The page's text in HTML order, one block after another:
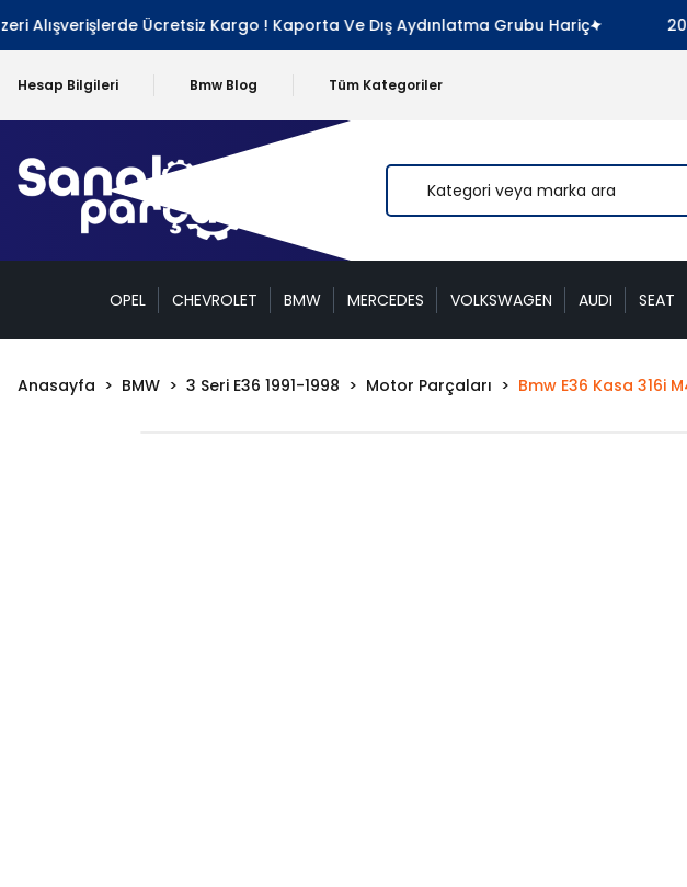
Ücretsiz Kargo ! Kaporta Ve Dış Aydınlatma Grubu Hariç
Hesap Bilgileri Bmw Blog Tüm Kategoriler
OPEL CHEVROLET BMW MERCEDES VOLKSWAGEN AUDI SEAT
Anasayfa BMW 3 Seri E36 1991-1998 Motor Parçaları Bmw E36 Kasa 316i